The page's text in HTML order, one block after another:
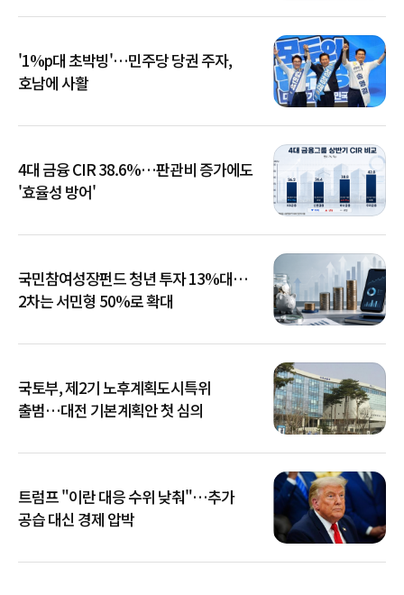
'1%p대 초박빙'…민주당 당권 주자,
호남에 사활
4대 금융 CIR 38.6%…판관비 증가에도
'효율성 방어'
국민참여성장펀드 청년 투자 13%대…
2차는 서민형 50%로 확대
국토부, 제2기 노후계획도시특위
출범…대전 기본계획안 첫 심의
트럼프 "이란 대응 수위 낮춰"…추가
공습 대신 경제 압박